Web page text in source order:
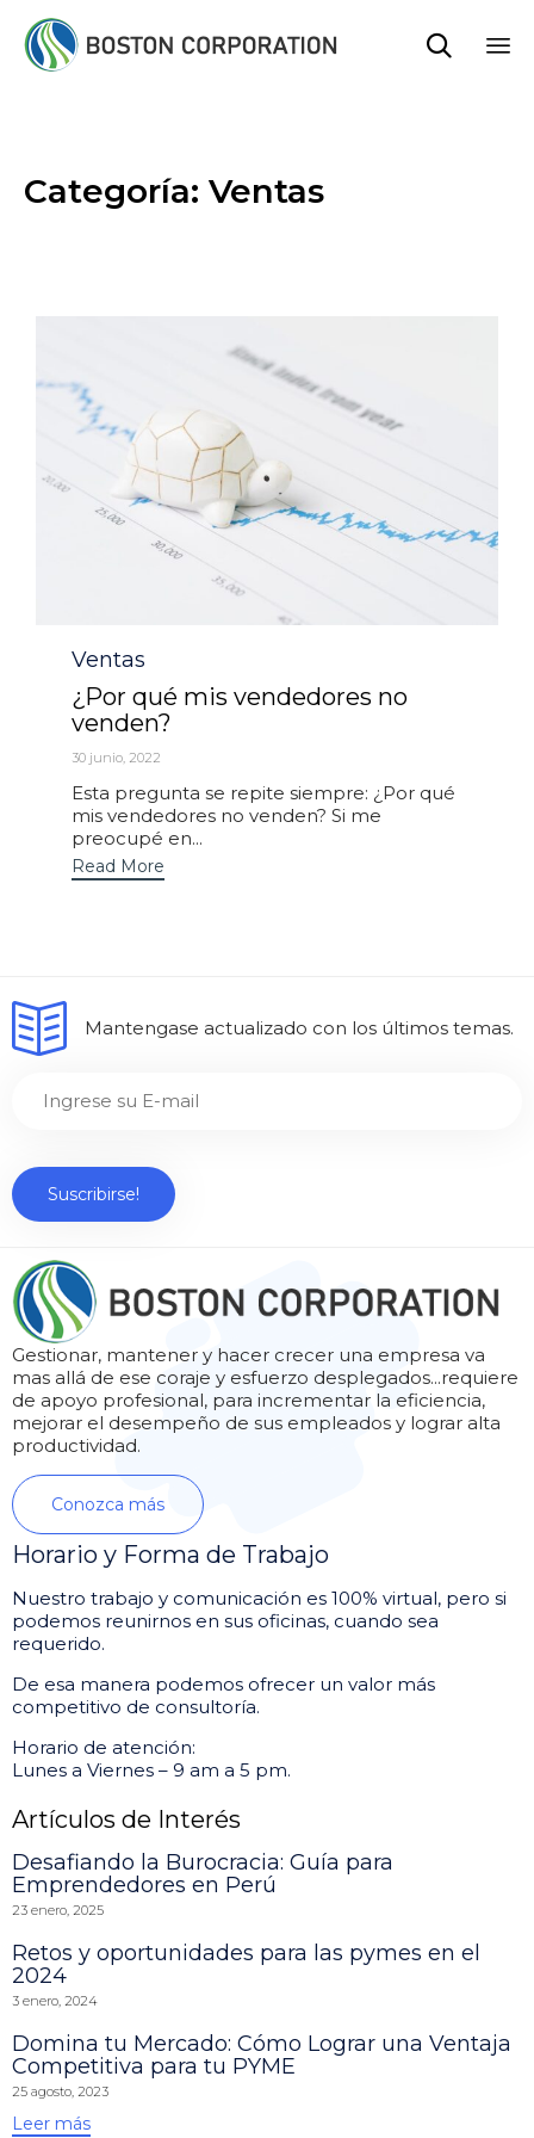

Categoría: Ventas
Category
Ventas
¿Por qué mis vendedores no
venden?
30 junio, 2022
Esta pregunta se repite siempre: ¿Por qué
mis vendedores no venden? Si me
preocupé en...
Read More
Mantengase actualizado con los últimos temas.
Gestionar, mantener y hacer crecer una empresa va
mas allá de ese coraje y esfuerzo desplegados...requiere
de apoyo profesional, para incrementar la eficiencia,
mejorar el desempeño de sus empleados y lograr alta
productividad.
Conozca más
Horario y Forma de Trabajo
Nuestro trabajo y comunicación es 100% virtual, pero si
podemos reunirnos en sus oficinas, cuando sea
requerido.
De esa manera podemos ofrecer un valor más
competitivo de consultoría.
Horario de atención:
Lunes a Viernes – 9 am a 5 pm.
Artículos de Interés
Desafiando la Burocracia: Guía para
Emprendedores en Perú
23 enero, 2025
Retos y oportunidades para las pymes en el
2024
3 enero, 2024
Domina tu Mercado: Cómo Lograr una Ventaja
Competitiva para tu PYME
25 agosto, 2023
Leer más